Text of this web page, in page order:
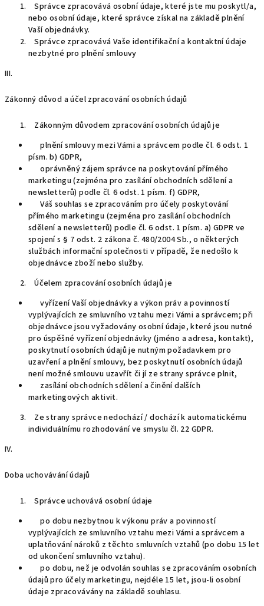
Správce zpracovává osobní údaje, které jste mu poskytl/a,
nebo osobní údaje, které správce získal na základě plnění
Vaší objednávky.
Správce zpracovává Vaše identifikační a kontaktní údaje
nezbytné pro plnění smlouvy
III.
Zákonný důvod a účel zpracování osobních údajů
Zákonným důvodem zpracování osobních údajů je
plnění smlouvy mezi Vámi a správcem podle čl. 6 odst. 1
písm. b) GDPR,
oprávněný zájem správce na poskytování přímého
marketingu (zejména pro zasílání obchodních sdělení a
newsletterů) podle čl. 6 odst. 1 písm. f) GDPR,
Váš souhlas se zpracováním pro účely poskytování
přímého marketingu (zejména pro zasílání obchodních
sdělení a newsletterů) podle čl. 6 odst. 1 písm. a) GDPR ve
spojení s § 7 odst. 2 zákona č. 480/2004 Sb., o některých
službách informační společnosti v případě, že nedošlo k
objednávce zboží nebo služby.
Účelem zpracování osobních údajů je
vyřízení Vaší objednávky a výkon práv a povinností
vyplývajících ze smluvního vztahu mezi Vámi a správcem; při
objednávce jsou vyžadovány osobní údaje, které jsou nutné
pro úspěšné vyřízení objednávky (jméno a adresa, kontakt),
poskytnutí osobních údajů je nutným požadavkem pro
uzavření a plnění smlouvy, bez poskytnutí osobních údajů
není možné smlouvu uzavřít či jí ze strany správce plnit,
zasílání obchodních sdělení a činění dalších
marketingových aktivit.
Ze strany správce nedochází / dochází k automatickému
individuálnímu rozhodování ve smyslu čl. 22 GDPR.
IV.
Doba uchovávání údajů
Správce uchovává osobní údaje
po dobu nezbytnou k výkonu práv a povinností
vyplývajících ze smluvního vztahu mezi Vámi a správcem a
uplatňování nároků z těchto smluvních vztahů (po dobu 15 let
od ukončení smluvního vztahu).
po dobu, než je odvolán souhlas se zpracováním osobních
údajů pro účely marketingu, nejdéle 15 let, jsou-li osobní
údaje zpracovávány na základě souhlasu.